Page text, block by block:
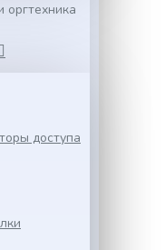
доступа